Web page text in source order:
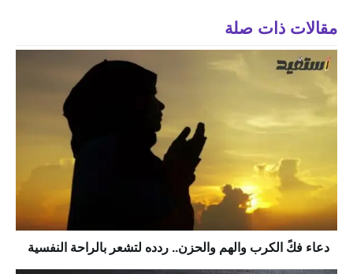
مقالات ذات صلة
دعاء فكً الكرب والهم والحزن.. ردده لتشعر بالراحة النفسية